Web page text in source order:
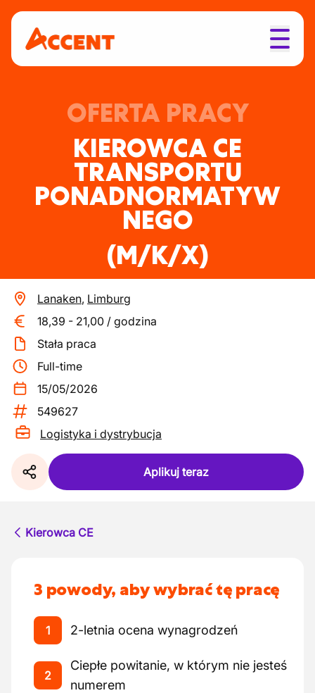
OFERTA PRACY
KIEROWCA CE
TRANSPORTU
PONADNORMATYW
NEGO
(M/K/X)
Lanaken, Limburg
18,39 - 21,00 / godzina
Stała praca
Full-time
15/05/2026
549627
Logistyka i dystrybucja
Aplikuj teraz
Kierowca CE
3 powody, aby wybrać tę pracę
1 2-letnia ocena wynagrodzeń
2
Ciepłe powitanie, w którym nie jesteś
numerem